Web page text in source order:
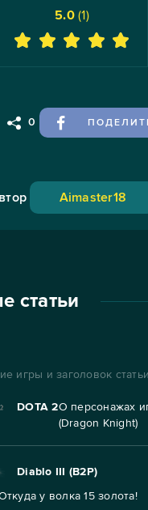
0
5.0(1)
Aimaster18
статьи
игры и заголовок статьи
DOTA 2О персонажах
(Dragon Knight)
Diablo III (B2P)
у волка 15 золота!